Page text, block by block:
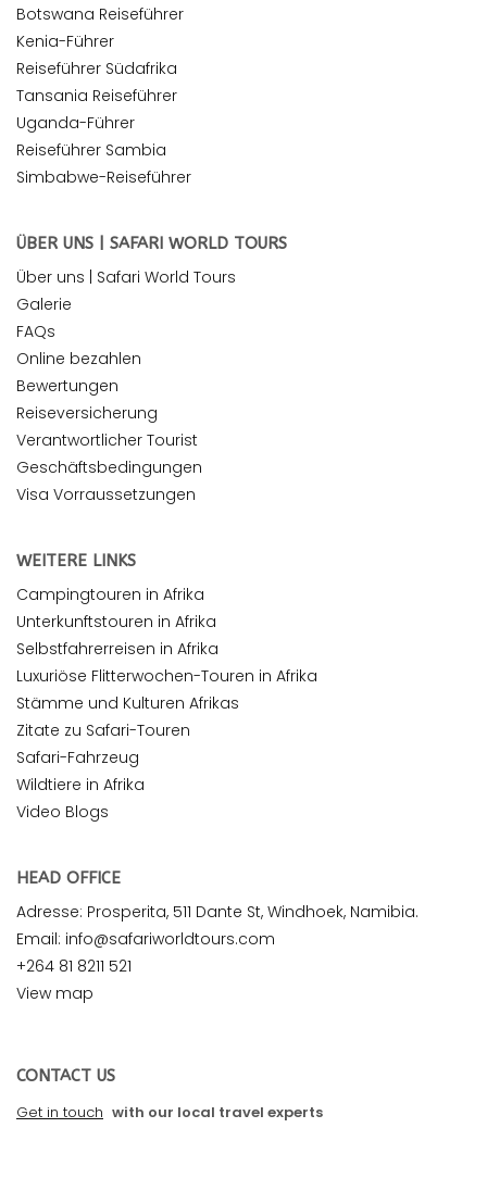
Botswana Reiseführer
Kenia-Führer
Reiseführer Südafrika
Tansania Reiseführer
Uganda-Führer
Reiseführer Sambia
Simbabwe-Reiseführer
ÜBER UNS | SAFARI WORLD TOURS
Über uns | Safari World Tours
Galerie
FAQs
Online bezahlen
Bewertungen
Reiseversicherung
Verantwortlicher Tourist
Geschäftsbedingungen
Visa Vorraussetzungen
WEITERE LINKS
Campingtouren in Afrika
Unterkunftstouren in Afrika
Selbstfahrerreisen in Afrika
Luxuriöse Flitterwochen-Touren in Afrika
Stämme und Kulturen Afrikas
Zitate zu Safari-Touren
Safari-Fahrzeug
Wildtiere in Afrika
Video Blogs
HEAD OFFICE
Adresse: Prosperita, 511 Dante St, Windhoek, Namibia.
Email: info@safariworldtours.com
+264 81 8211 521
View map
CONTACT US
Get in touch with our local travel experts